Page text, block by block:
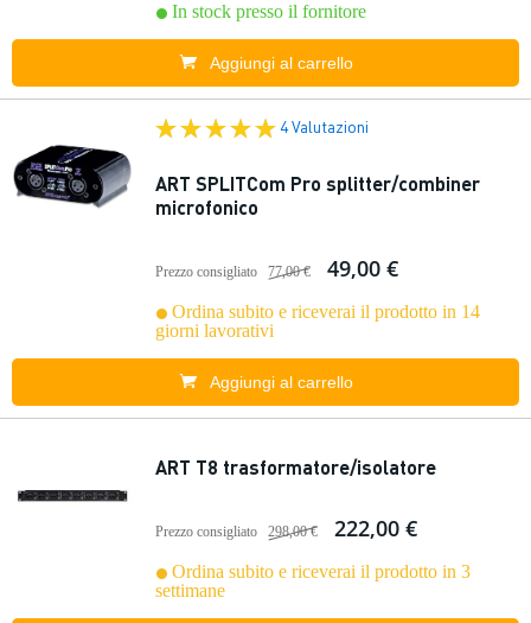
In stock presso il fornitore
Aggiungi al carrello
4 Valutazioni
ART SPLITCom Pro splitter/combiner
microfonico
Prezzo consigliato 77,00 € 49,00 €
Ordina subito e riceverai il prodotto in 14
giorni lavorativi
Aggiungi al carrello
ART T8 trasformatore/isolatore
Prezzo consigliato 298,00 € 222,00 €
Ordina subito e riceverai il prodotto in 3
settimane